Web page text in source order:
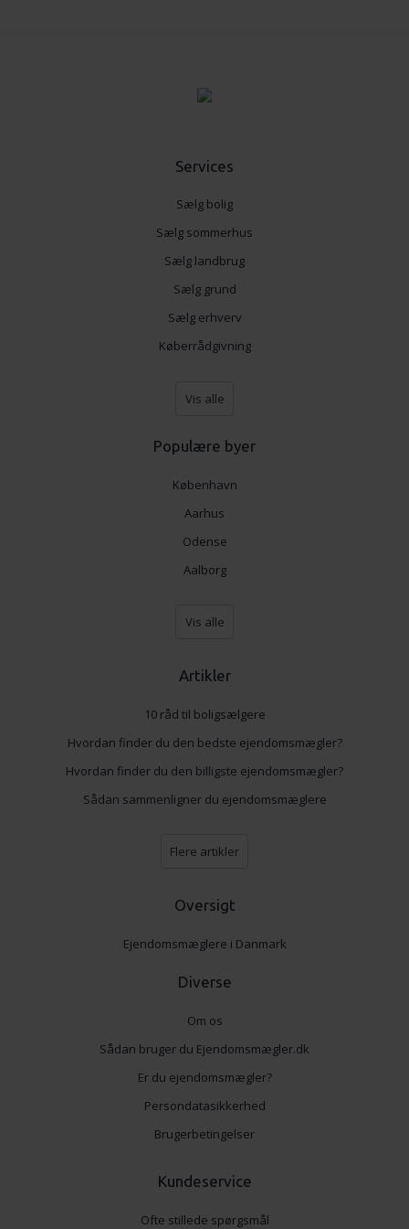
Services
Sælg bolig
Sælg sommerhus
Sælg landbrug
Sælg grund
Sælg erhverv
Køberrådgivning
Vis alle
Populære byer
København
Aarhus
Odense
Aalborg
Vis alle
Artikler
10 råd til boligsælgere
Hvordan finder du den bedste ejendomsmægler?
Hvordan finder du den billigste ejendomsmægler?
Sådan sammenligner du ejendomsmæglere
Flere artikler
Oversigt
Ejendomsmæglere i Danmark
Diverse
Om os
Sådan bruger du Ejendomsmægler.dk
Er du ejendomsmægler?
Persondatasikkerhed
Brugerbetingelser
Kundeservice
Ofte stillede spørgsmål